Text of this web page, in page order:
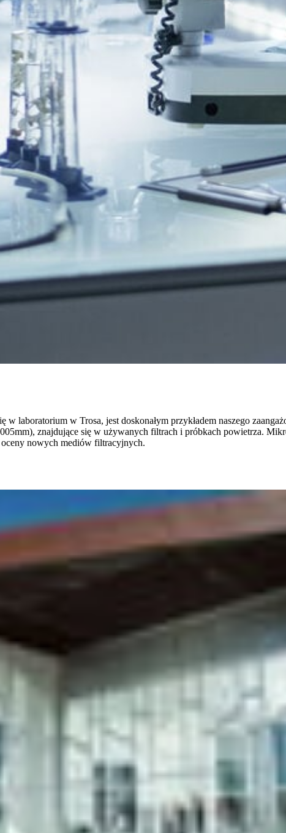
laboratorium w Trosa, jest doskonałym przykładem naszego
znajdujące się w używanych filtrach i próbkach powietrza.
nowych mediów filtracyjnych.